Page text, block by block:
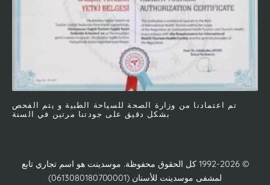
تم اعتمادنا من وزارة الصحة للسياحة الطبية و يتم الفحص
بشكل دقيق على جودتنا مرتين في السنة
© 1992-2026 كل الحقوق محفوظة. موسدينت هو اسم تجاري تابع
لمشفى موسدينت للأسنان (0613080180700001)